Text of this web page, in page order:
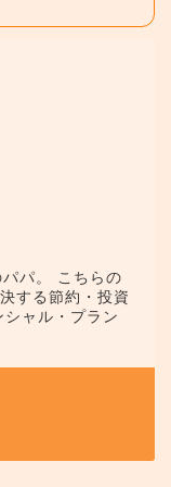
パ。 こちらの
する節約・投資
ャル・プラン